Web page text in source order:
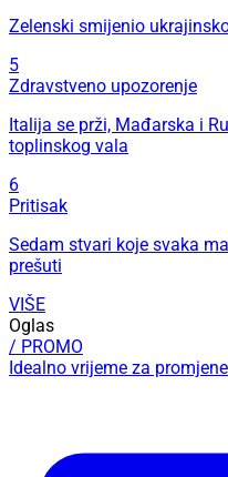
Zelenski smijenio
5
Zdravstveno upozorenje
Italija se prži, Mađarska i
toplinskog vala
6
Pritisak
Sedam stvari koje svaka
prešuti
VIŠE
Oglas
/ PROMO
Idealno vrijeme za promjene